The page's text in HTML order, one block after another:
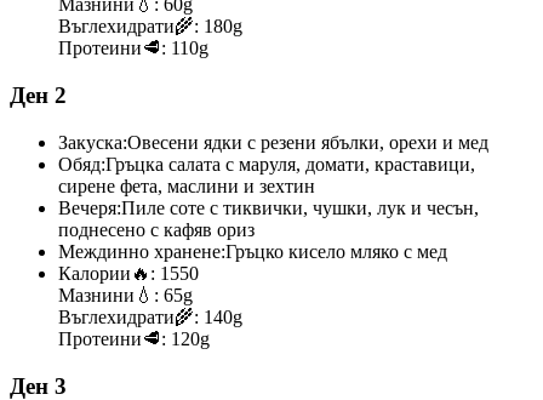
Мазнини 💧: 60g
Въглехидрати🌾: 180g
Протеини🥩: 110g
Ден 2
Закуска:Овесени ядки с резени ябълки, орехи и мед
Обяд:Гръцка салата с маруля, домати, краставици,
сирене фета, маслини и зехтин
Вечеря:Пиле соте с тиквички, чушки, лук и чесън,
поднесено с кафяв ориз
Междинно хранене:Гръцко кисело мляко с мед
Калории 🔥: 1550
Мазнини 💧: 65g
Въглехидрати🌾: 140g
Протеини🥩: 120g
Ден 3